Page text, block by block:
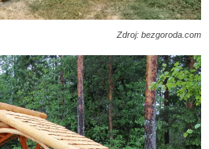
Zdroj: bezgoroda.com